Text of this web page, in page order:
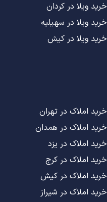
خرید ویلا در کردان
خرید ویلا در سهیلیه
خرید ویلا در کیش
خرید املاک در تهران
خرید املاک در همدان
خرید املاک در یزد
خرید املاک در کرج
خرید املاک در کیش
خرید املاک در شیراز